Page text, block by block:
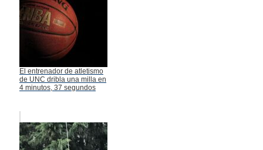
El entrenador de atletismo
de UNC dribla una milla en
4 minutos, 37 segundos